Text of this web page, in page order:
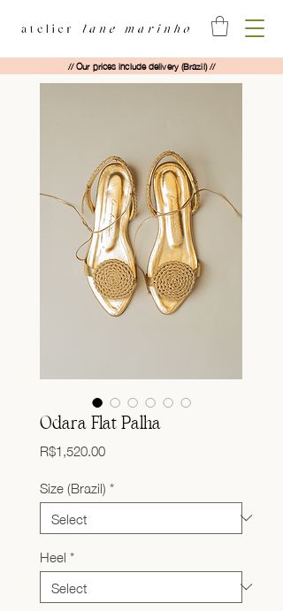
// Our prices include delivery (Brazil) //
Odara Flat Palha
R$1,520.00Price
Size (Brazil)*
Heel*